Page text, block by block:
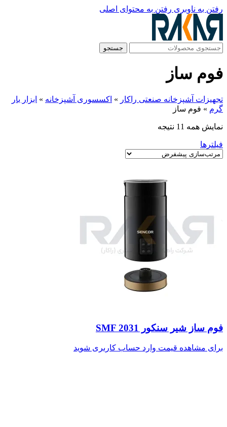
رفتن به ناوبری رفتن به محتوای اصلی
جستجو
فوم ساز
تجهیزات آشپزخانه صنعتی راکار » اکسسوری آشپزخانه » ابزار بار
گرم » فوم ساز
نمایش همه 11 نتیجه
فیلترها
فوم ساز شیر سنکور SMF 2031
برای مشاهده قیمت وارد حساب کاربری شوید